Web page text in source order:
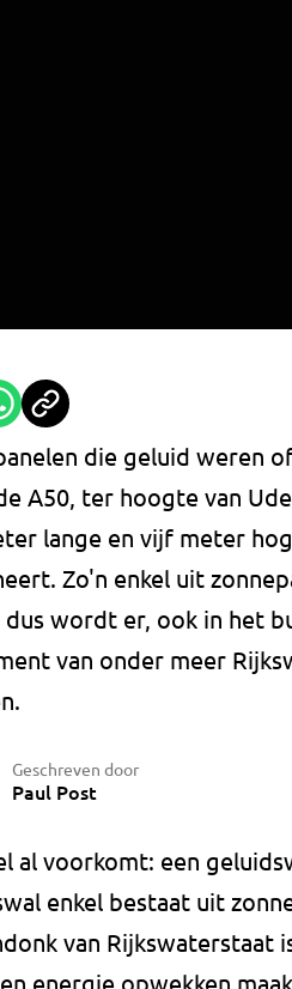
die geluid weren
A50, ter hoogte van
lange en vijf meter
Zo'n enkel uit
dus wordt er, ook in het
van onder meer
Geschreven door
Paul Post
al voorkomt: een
enkel bestaat uit
van Rijkswaterstaat
energie opwekken